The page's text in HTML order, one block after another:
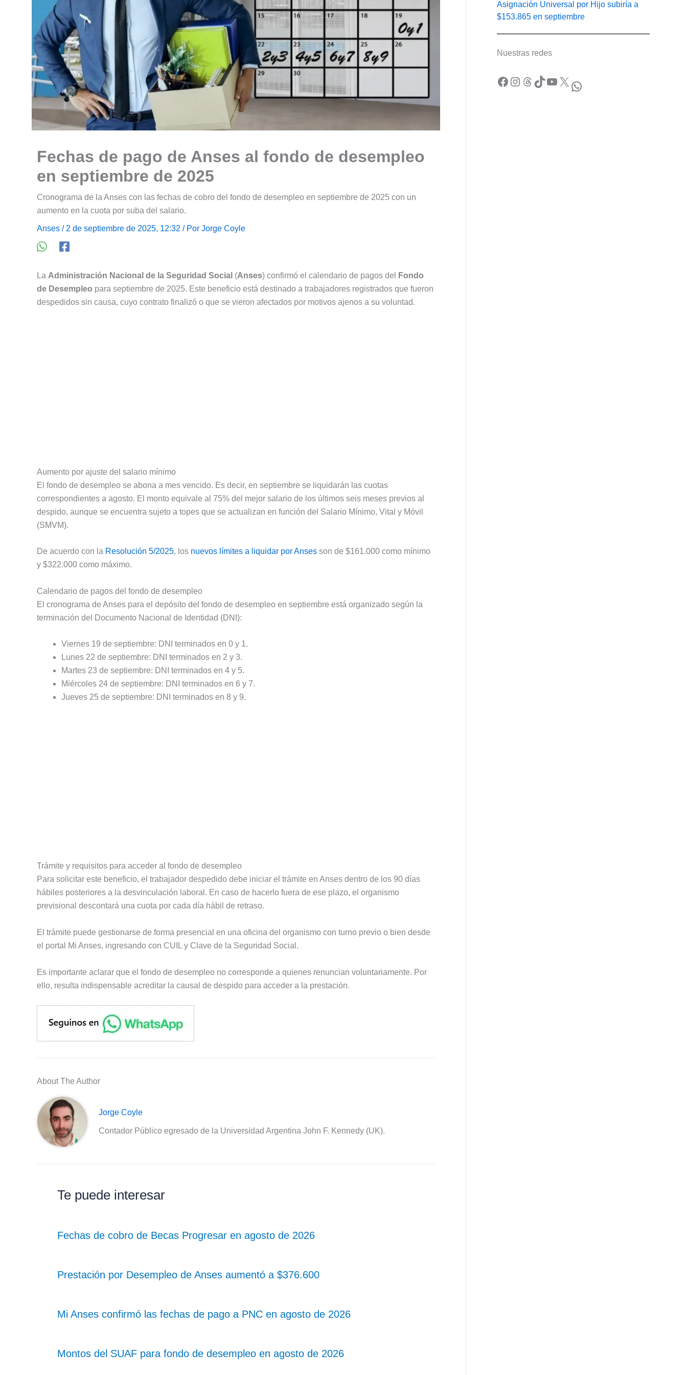
Fechas de pago de Anses al fondo de desempleo
en septiembre de 2025
Cronograma de la Anses con las fechas de cobro del fondo de desempleo en septiembre de 2025 con un
aumento en la cuota por suba del salario.
Anses / 2 de septiembre de 2025, 12:32 / Por Jorge Coyle
La Administración Nacional de la Seguridad Social (Anses) confirmó el calendario de pagos del
Fondo
de Desempleo para septiembre de 2025. Este beneficio está destinado a trabajadores registrados que fueron
despedidos sin causa, cuyo contrato finalizó o que se vieron afectados por motivos ajenos a su voluntad.
Aumento por ajuste del salario mínimo
El fondo de desempleo se abona a mes vencido. Es decir, en septiembre se liquidarán las cuotas
correspondientes a agosto. El monto equivale al 75% del mejor salario de los últimos seis meses previos al
despido, aunque se encuentra sujeto a topes que se actualizan en función del Salario Mínimo, Vital y Móvil
(SMVM).
De acuerdo con la Resolución 5/2025, los nuevos límites a liquidar por Anses son de $161.000 como mínimo
y $322.000 como máximo.
Calendario de pagos del fondo de desempleo
El cronograma de Anses para el depósito del fondo de desempleo en septiembre está organizado según la
terminación del Documento Nacional de Identidad (DNI):
Viernes 19 de septiembre: DNI terminados en 0 y 1.
Lunes 22 de septiembre: DNI terminados en 2 y 3.
Martes 23 de septiembre: DNI terminados en 4 y 5.
Miércoles 24 de septiembre: DNI terminados en 6 y 7.
Jueves 25 de septiembre: DNI terminados en 8 y 9.
Trámite y requisitos para acceder al fondo de desempleo
Para solicitar este beneficio, el trabajador despedido debe iniciar el trámite en Anses dentro de los 90 días
hábiles posteriores a la desvinculación laboral. En caso de hacerlo fuera de ese plazo, el organismo
previsional descontará una cuota por cada día hábil de retraso.
El trámite puede gestionarse de forma presencial en una oficina del organismo con turno previo o bien desde
el portal Mi Anses, ingresando con CUIL y Clave de la Seguridad Social.
Es importante aclarar que el fondo de desempleo no corresponde a quienes renuncian voluntariamente. Por
ello, resulta indispensable acreditar la causal de despido para acceder a la prestación.
About The Author
Jorge Coyle
Contador Público egresado de la Universidad Argentina John F. Kennedy (UK).
Te puede interesar
Fechas de cobro de Becas Progresar en agosto de 2026
Prestación por Desempleo de Anses aumentó a $376.600
Mi Anses confirmó las fechas de pago a PNC en agosto de 2026
Montos del SUAF para fondo de desempleo en agosto de 2026
Asignación Universal por Hijo subiría a
$153.865 en septiembre
Nuestras redes
Facebook Instagram Threads TikTok YouTube X WhatsApp